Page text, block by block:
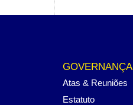
GOVERNANÇA
Atas & Reuniões
Estatuto